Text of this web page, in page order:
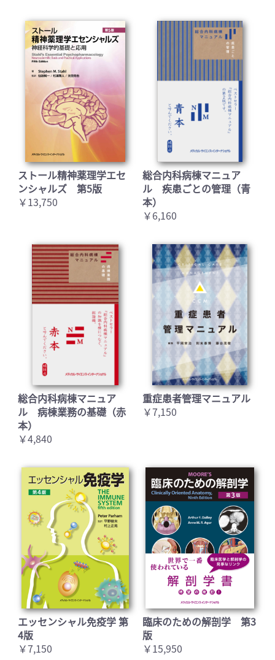
ストール精神薬理学エセ
ンシャルズ 第5版
￥13,750
総合内科病棟マニュア
ル 疾患ごとの管理（青
本）
￥6,160
総合内科病棟マニュア
ル 病棟業務の基礎（赤
本）
￥4,840
重症患者管理マニュアル
￥7,150
エッセンシャル免疫学 第
4版
￥7,150
臨床のための解剖学 第3
版
￥15,950